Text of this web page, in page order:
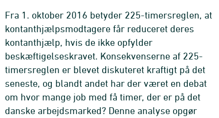
Fra 1. oktober 2016 betyder 225-timersreglen, at
kontanthjælpsmodtagere får reduceret deres
kontanthjælp, hvis de ikke opfylder
beskæftigelseskravet. Konsekvenserne af 225-
timersreglen er blevet diskuteret kraftigt på det
seneste, og blandt andet har der været en debat
om hvor mange job med få timer, der er på det
danske arbejdsmarked? Denne analyse opgør